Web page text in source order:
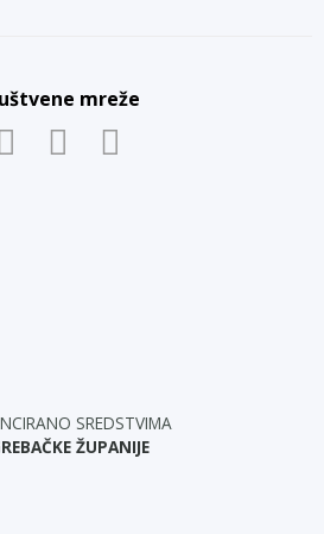
mreže
SREDSTVIMA
ŽUPANIJE